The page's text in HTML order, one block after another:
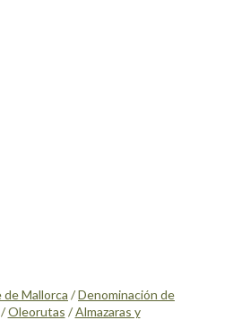
Mallorca /Denominación de
/Oleorutas /Almazaras y